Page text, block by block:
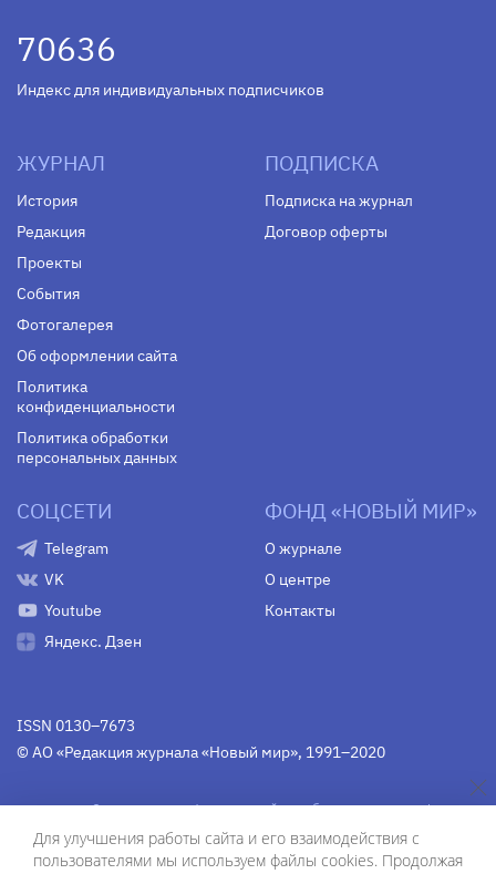
70636
Индекс для индивидуальных подписчиков
ЖУРНАЛ
История
Редакция
Проекты
События
Фотогалерея
Об оформлении сайта
Политика
конфиденциальности
Политика обработки
персональных данных
ПОДПИСКА
Подписка на журнал
Договор оферты
СОЦСЕТИ
Telegram
VK
Youtube
Яндекс. Дзен
ФОНД «НОВЫЙ МИР»
О журнале
О центре
Контакты
ISSN 0130–7673
© АО «Редакция журнала «Новый мир», 1991–2020
Свидетельство Федеральной службы по надзору в сфере
связи, информационных технологий и массовых
коммуникаций средства массовой информации
(Роскомнадзор)ПИ № Фс 77-75754 от 13 июня 2019 г.
Для улучшения работы сайта и его взаимодействия с
пользователями мы используем файлы cookies. Продолжая